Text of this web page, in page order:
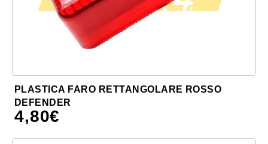
PLASTICA FARO RETTANGOLARE ROSSO
DEFENDER
4,80€